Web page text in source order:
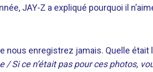
JAY-Z a expliqué pourquoi il
nous enregistrez jamais. Quelle était
/ Si ce n’était pas pour ces photos,